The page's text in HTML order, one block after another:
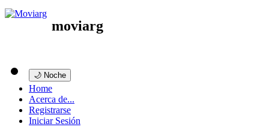
moviarg
🌙 Noche
Home
Acerca de...
Registrarse
Iniciar Sesión